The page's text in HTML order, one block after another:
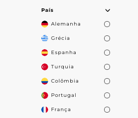
País
Alemanha
Grécia
Espanha
Turquia
Colômbia
Portugal
França